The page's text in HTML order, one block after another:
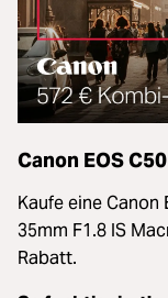
Canon EOS
Kaufe eine Canon
35mm F1.8 IS
Rabatt.